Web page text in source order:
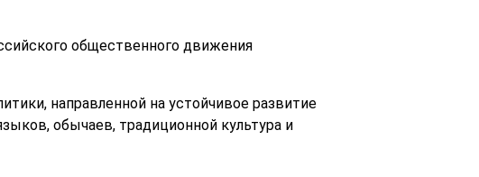
общественного движения
направленной на устойчивое развитие
обычаев, традиционной культура и